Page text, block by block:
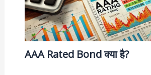
AAA Rated Bond क्या है?